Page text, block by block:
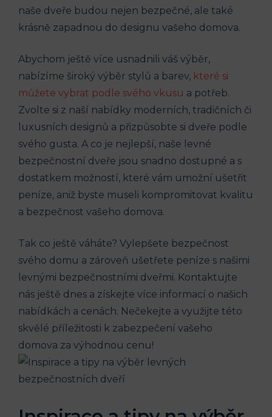
naše dveře budou nejen bezpečné, ale také
krásně zapadnou do designu vašeho domova.
Abychom ještě více usnadnili váš výběr,
nabízíme široký výběr stylů a barev, které si
můžete vybrat podle svého vkusu a potřeb.
Zvolte si z naší nabídky moderních, tradičních či
luxusních designů a přizpůsobte si dveře podle
svého gusta. A co je nejlepší, naše levné
bezpečnostní dveře jsou snadno dostupné a s
dostatkem možností, které vám umožní ušetřit
peníze, aniž byste museli kompromitovat kvalitu
a bezpečnost vašeho domova.
Tak co ještě váháte? Vylepšete bezpečnost
svého domu a zároveň ušetřete peníze s našimi
levnými bezpečnostními dveřmi. Kontaktujte
nás ještě dnes a získejte více informací o našich
nabídkách a cenách. Nečekejte a využijte této
skvělé příležitosti k zabezpečení vašeho
domova za výhodnou cenu!